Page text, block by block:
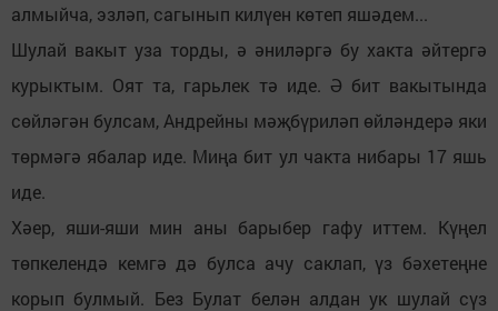
алмыйча, эзләп, сагынып килүен көтеп яшәдем...
Шулай вакыт уза торды, ә әниләргә бу хакта әйтергә
курыктым. Оят та, гарьлек тә иде. Ә бит вакытында
сөйләгән булсам, Андрейны мәҗбүриләп өйләндерә яки
төрмәгә ябалар иде. Миңа бит ул чакта нибары 17 яшь
иде.
Хәер, яши-яши мин аны барыбер гафу иттем. Күңел
төпкелендә кемгә дә булса ачу саклап, үз бәхетеңне
корып булмый. Без Булат белән алдан ук шулай сүз